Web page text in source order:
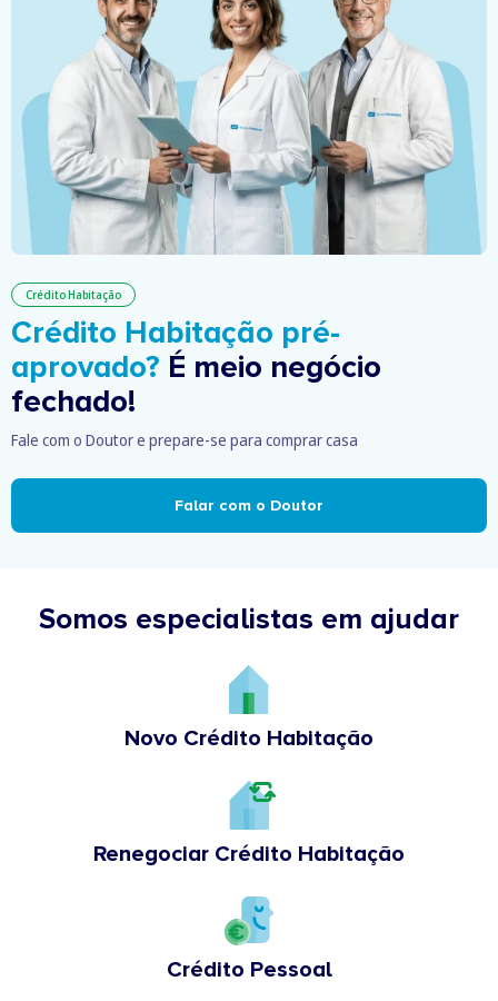
Crédito Habitação
Crédito Habitação pré-
aprovado? É meio negócio
fechado!
Fale com o Doutor e prepare-se para comprar casa
Falar com o Doutor
Somos especialistas em ajudar
Novo Crédito Habitação
Renegociar Crédito Habitação
Crédito Pessoal